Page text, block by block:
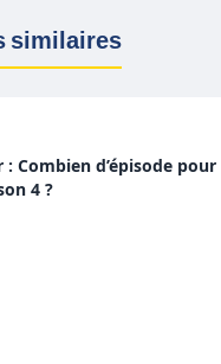
similaires
: Combien d’épisode pour
4 ?